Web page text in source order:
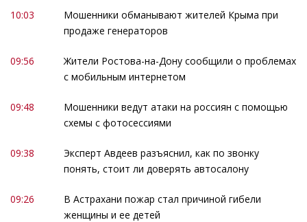
10:03
Мошенники обманывают жителей Крыма при
продаже генераторов
09:56
Жители Ростова-на-Дону сообщили о проблемах
с мобильным интернетом
09:48
Мошенники ведут атаки на россиян с помощью
схемы с фотосессиями
09:38
Эксперт Авдеев разъяснил, как по звонку
понять, стоит ли доверять автосалону
09:26
В Астрахани пожар стал причиной гибели
женщины и ее детей